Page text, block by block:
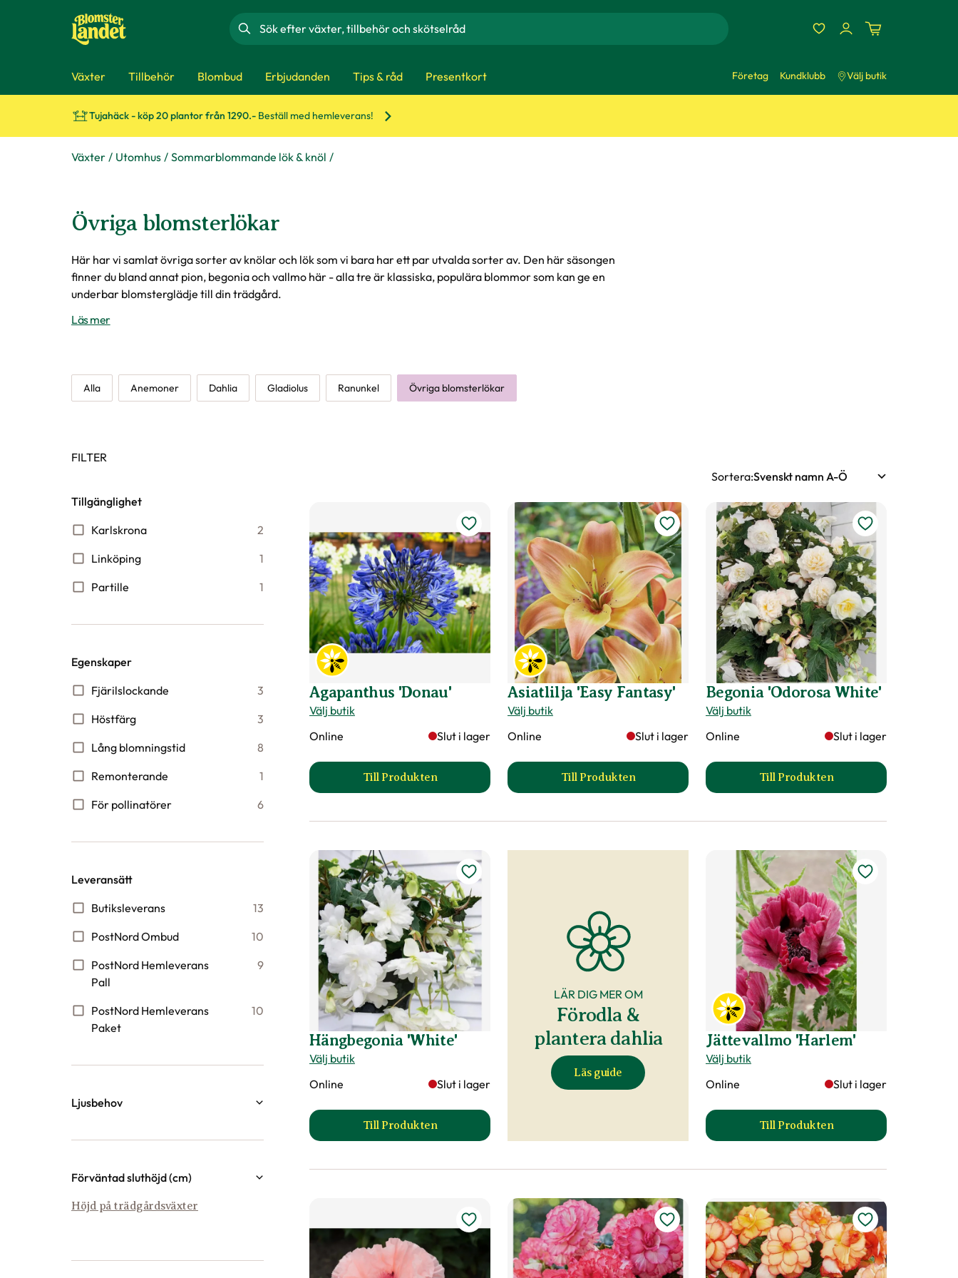
Sök
Växter Tillbehör Blombud Erbjudanden Tips & råd Presentkort Företag Kundklubb Välj butik
Tujahäck - köp 20 plantor från 1290.- Beställ med hemleverans!
Växter Utomhus Sommarblommande lök & knöl
Övriga blomsterlökar
Här har vi samlat övriga sorter av knölar och lök som vi bara har ett par utvalda sorter av. Den här säsongen
finner du bland annat pion, begonia och vallmo här - alla tre är klassiska, populära blommor som kan ge en
underbar blomsterglädje till din trädgård.
Läs mer
Alla Anemoner Dahlia Gladiolus Ranunkel Övriga blomsterlökar
FILTER
Tillgänglighet
Karlskrona
2
Linköping
1
Partille
1
Egenskaper
Fjärilslockande
3
Höstfärg
3
Lång blomningstid
8
Remonterande
1
För pollinatörer
6
Leveransätt
Butiksleverans
13
PostNord Ombud
10
PostNord Hemleverans
Pall
9
PostNord Hemleverans
Paket
10
Ljusbehov
Halvskugga till skugga
Skugga
Förväntad sluthöjd (cm)
70
Höjd på trädgårdsväxter
Sortera
Agapanthus 'Donau'
Välj butik
Online
Slut i lager
Till Produkten
till Agapanthus 'Donau' produktsida
Asiatlilja 'Easy Fantasy'
Välj butik
Online
Slut i lager
Till Produkten
till Asiatlilja 'Easy Fantasy' produktsida
Begonia 'Odorosa White'
Välj butik
Online
Slut i lager
Till Produkten
till Begonia 'Odorosa White'
Hängbegonia 'White'
Välj butik
Online
Slut i lager
Till Produkten
till Hängbegonia 'White' produktsida
LÄR DIG MER OM
Förodla &
plantera dahlia
Läs guide
Jättevallmo 'Harlem'
Välj butik
Online
Slut i lager
Till Produkten
till Jättevallmo 'Harlem'